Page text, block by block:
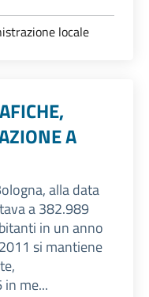
locale
A
alla data
a 382.989
in un anno
si mantiene
me...